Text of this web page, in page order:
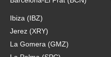
Ibiza (IBZ)
Jerez (XRY)
La Gomera (GMZ)